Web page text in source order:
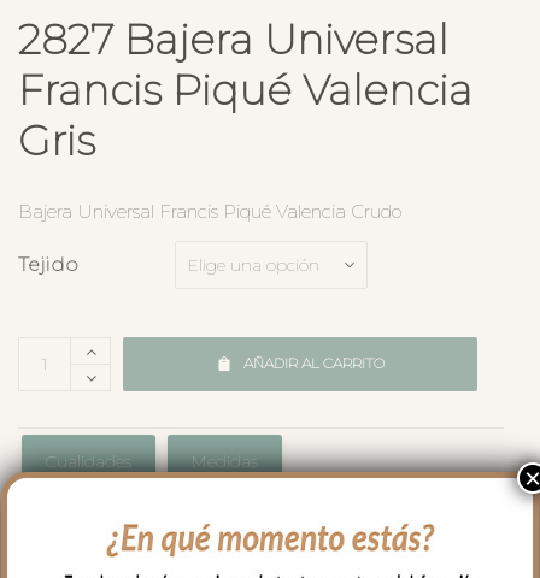
2827 Bajera Universal
Francis Piqué Valencia
Gris
Bajera Universal Francis Piqué Valencia Crudo
Tejido
AÑADIR AL CARRITO
Cualidades Medidas
Envíos y Devoluciones
×